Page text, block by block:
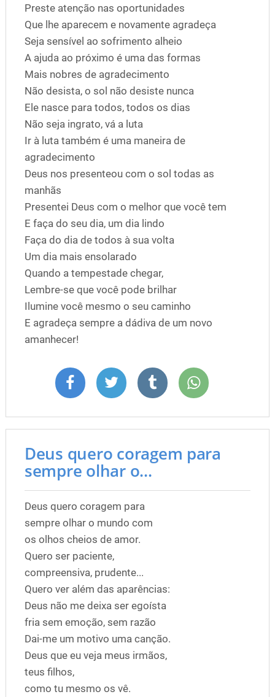
Preste atenção nas oportunidades
Que lhe aparecem e novamente agradeça
Seja sensível ao sofrimento alheio
A ajuda ao próximo é uma das formas
Mais nobres de agradecimento
Não desista, o sol não desiste nunca
Ele nasce para todos, todos os dias
Não seja ingrato, vá a luta
Ir à luta também é uma maneira de
agradecimento
Deus nos presenteou com o sol todas as
manhãs
Presentei Deus com o melhor que você tem
E faça do seu dia, um dia lindo
Faça do dia de todos à sua volta
Um dia mais ensolarado
Quando a tempestade chegar,
Lembre-se que você pode brilhar
Ilumine você mesmo o seu caminho
E agradeça sempre a dádiva de um novo
amanhecer!
Deus quero coragem para
sempre olhar o...
Deus quero coragem para
sempre olhar o mundo com
os olhos cheios de amor.
Quero ser paciente,
compreensiva, prudente...
Quero ver além das aparências:
Deus não me deixa ser egoísta
fria sem emoção, sem razão
Dai-me um motivo uma canção.
Deus que eu veja meus irmãos,
teus filhos,
como tu mesmo os vê.